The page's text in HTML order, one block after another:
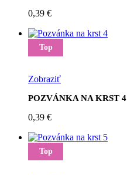
0,39 €
Top
Zobraziť
POZVÁNKA NA KRST 4
0,39 €
Top